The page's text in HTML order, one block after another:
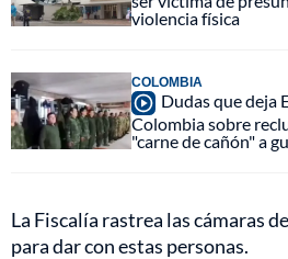
violencia física
COLOMBIA
Dudas que deja
Colombia sobre
"carne de cañón" a
La Fiscalía rastrea las cámaras
para dar con estas personas.